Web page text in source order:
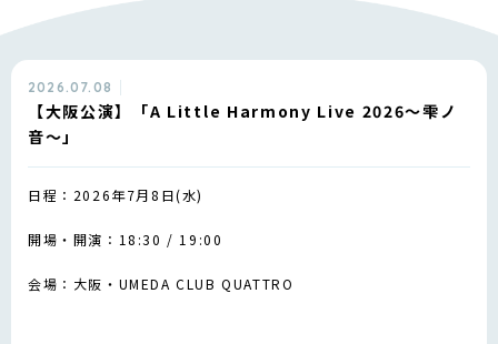
2026.07.08
【大阪公演】「A Little Harmony Live 2026〜雫ノ
音〜」
日程：2026年7月8日(水)
開場・開演：18:30 / 19:00
会場：大阪・UMEDA CLUB QUATTRO